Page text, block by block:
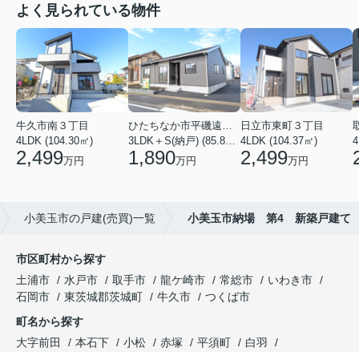
よく見られている物件
牛久市南３丁目
4LDK (104.30㎡)
2,499万円
ひたちなか市平磯遠原町
3LDK＋S(納戸) (85.86㎡)
1,890万円
日立市東町３丁目
4LDK (104.37㎡)
2,499万円
小美玉市の戸建(売買)一覧 小美玉市納場 第4 新築戸建て
市区町村から探す
土浦市
水戸市 取手市 龍ケ崎市 常総市
いわき市
石岡市
東茨城郡茨城町 牛久市
つくば市
町名から探す
大字前田
本石下 小松 赤塚 平須町
白羽